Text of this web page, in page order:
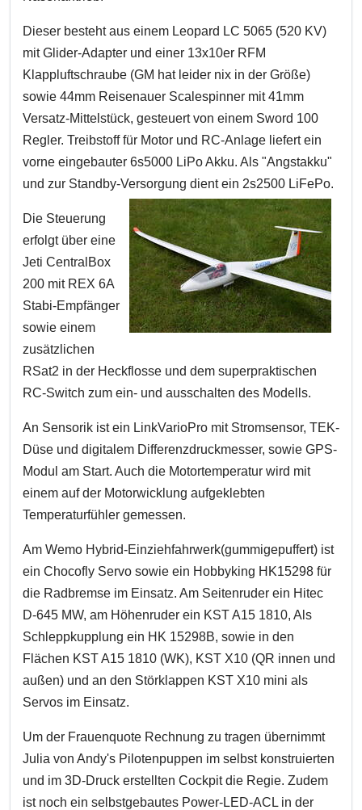
Dieser besteht aus einem Leopard LC 5065 (520 KV)
mit Glider-Adapter und einer 13x10er RFM
Klappluftschraube (GM hat leider nix in der Größe)
sowie 44mm Reisenauer Scalespinner mit 41mm
Versatz-Mittelstück, gesteuert von einem Sword 100
Regler. Treibstoff für Motor und RC-Anlage liefert ein
vorne eingebauter 6s5000 LiPo Akku. Als "Angstakku"
und zur Standby-Versorgung dient ein 2s2500 LiFePo.
Die Steuerung
erfolgt über eine
Jeti CentralBox
200 mit REX 6A
Stabi-Empfänger
sowie einem
zusätzlichen
RSat2 in der Heckflosse und dem superpraktischen
RC-Switch zum ein- und ausschalten des Modells.
An Sensorik ist ein LinkVarioPro mit Stromsensor, TEK-
Düse und digitalem Differenzdruckmesser, sowie GPS-
Modul am Start. Auch die Motortemperatur wird mit
einem auf der Motorwicklung aufgeklebten
Temperaturfühler gemessen.
Am Wemo Hybrid-Einziehfahrwerk(gummigepuffert) ist
ein Chocofly Servo sowie ein Hobbyking HK15298 für
die Radbremse im Einsatz. Am Seitenruder ein Hitec
D-645 MW, am Höhenruder ein KST A15 1810, Als
Schleppkupplung ein HK 15298B, sowie in den
Flächen KST A15 1810 (WK), KST X10 (QR innen und
außen) und an den Störklappen KST X10 mini als
Servos im Einsatz.
Um der Frauenquote Rechnung zu tragen übernimmt
Julia von Andy's Pilotenpuppen im selbst konstruierten
und im 3D-Druck erstellten Cockpit die Regie. Zudem
ist noch ein selbstgebautes Power-LED-ACL in der